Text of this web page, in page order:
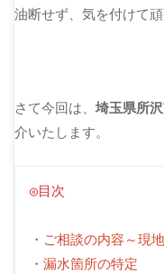
油断せず、気を付けて
さて今回は、埼玉県所
介いたします。
◎目次
・ ご相談の内容～現
・ 漏水箇所の特定